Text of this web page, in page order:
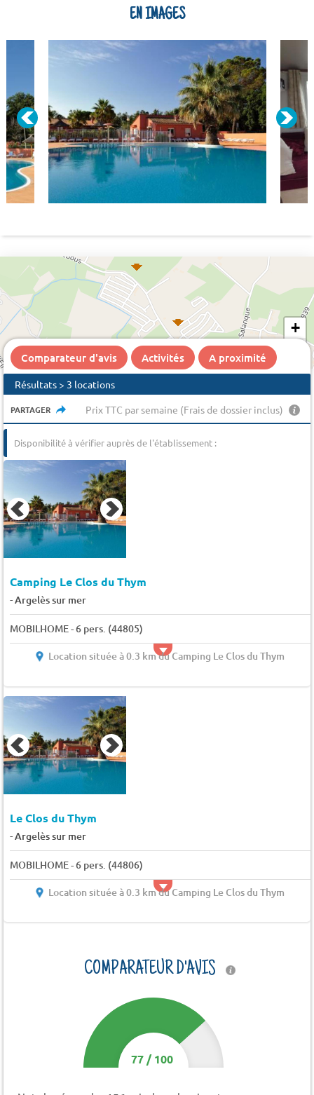
EN IMAGES
+
Comparateur d'avis Activités A proximité
Résultats > 3 locations
PARTAGER Prix TTC par semaine (Frais de dossier inclus)
Disponibilité à vérifier auprès de l'établissement :
Camping Le Clos du Thym
-Argelès sur mer
MOBILHOME - 6 pers. (44805)
Location située à 0.3 km du Camping Le Clos du Thym
Le Clos du Thym
-Argelès sur mer
MOBILHOME - 6 pers. (44806)
Location située à 0.3 km du Camping Le Clos du Thym
COMPARATEUR D'AVIS
77/100